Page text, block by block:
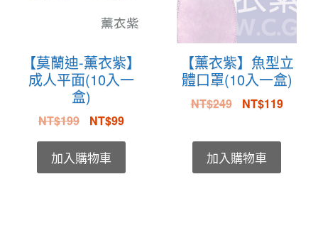
【莫蘭迪-薰衣紫】
成人平面(10入一
盒)
NT$199 NT$99
加入購物車
【薰衣紫】魚型立
體口罩(10入一盒)
NT$249 NT$119
加入購物車